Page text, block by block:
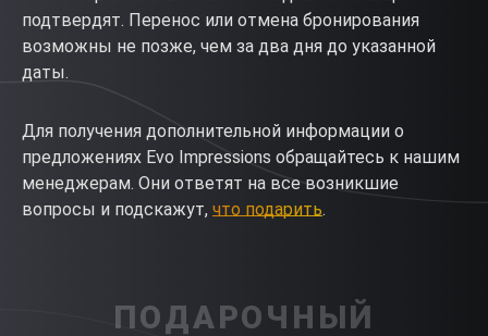
подтвердят. Перенос или отмена бронирования
возможны не позже, чем за два дня до указанной
даты.
Для получения дополнительной информации о
предложениях Evo Impressions обращайтесь к нашим
менеджерам. Они ответят на все возникшие
вопросы и подскажут, что подарить.
ПОДАРОЧНЫЙ